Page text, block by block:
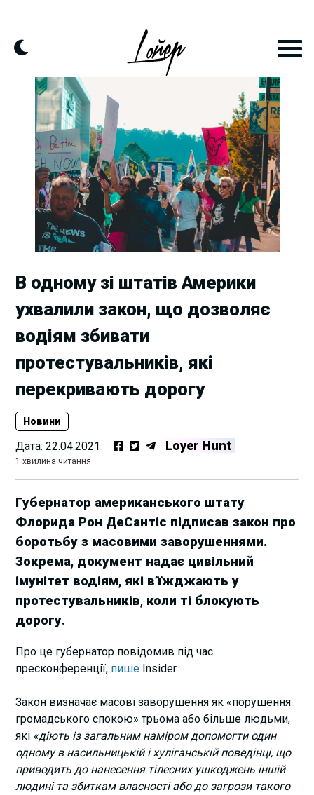
content
В одному зі штатів Америки
ухвалили закон, що дозволяє
водіям збивати
протестувальників, які
перекривають дорогу
Новини
Дата:22.04.2021 Loyer Hunt
1 хвилина читання
Губернатор американського штату
Флорида Рон ДеСантіс підписав закон про
боротьбу з масовими заворушеннями.
Зокрема, документ надає цивільний
імунітет водіям, які в’їжджають у
протестувальників, коли ті блокують
дорогу.
Про це губернатор повідомив під час
пресконференції, пише Insider.
Закон визначає масові заворушення як «порушення
громадського спокою» трьома або більше людьми,
які «діють із загальним наміром допомогти один
одному в насильницькій і хуліганській поведінці, що
приводить до нанесення тілесних ушкоджень іншій
людині та збиткам власності або до загрози такого